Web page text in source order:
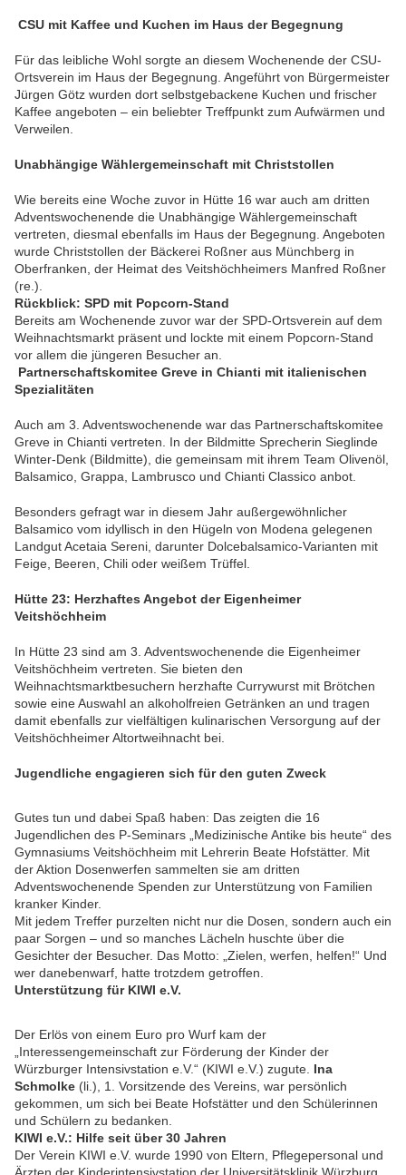
CSU mit Kaffee und Kuchen im Haus der Begegnung
Für das leibliche Wohl sorgte an diesem Wochenende der CSU-
Ortsverein im Haus der Begegnung. Angeführt von Bürgermeister
Jürgen Götz wurden dort selbstgebackene Kuchen und frischer
Kaffee angeboten – ein beliebter Treffpunkt zum Aufwärmen und
Verweilen.
Unabhängige Wählergemeinschaft mit Christstollen
Wie bereits eine Woche zuvor in Hütte 16 war auch am dritten
Adventswochenende die Unabhängige Wählergemeinschaft
vertreten, diesmal ebenfalls im Haus der Begegnung. Angeboten
wurde Christstollen der Bäckerei Roßner aus Münchberg in
Oberfranken, der Heimat des Veitshöchheimers Manfred Roßner
(re.).
Rückblick: SPD mit Popcorn-Stand
Bereits am Wochenende zuvor war der SPD-Ortsverein auf dem
Weihnachtsmarkt präsent und lockte mit einem Popcorn-Stand
vor allem die jüngeren Besucher an.
Partnerschaftskomitee Greve in Chianti mit italienischen
Spezialitäten
Auch am 3. Adventswochenende war das Partnerschaftskomitee
Greve in Chianti vertreten. In der Bildmitte Sprecherin Sieglinde
Winter-Denk (Bildmitte), die gemeinsam mit ihrem Team Olivenöl,
Balsamico, Grappa, Lambrusco und Chianti Classico anbot.
Besonders gefragt war in diesem Jahr außergewöhnlicher
Balsamico vom idyllisch in den Hügeln von Modena gelegenen
Landgut Acetaia Sereni, darunter Dolcebalsamico-Varianten mit
Feige, Beeren, Chili oder weißem Trüffel.
Hütte 23: Herzhaftes Angebot der Eigenheimer
Veitshöchheim
In Hütte 23 sind am 3. Adventswochenende die Eigenheimer
Veitshöchheim vertreten. Sie bieten den
Weihnachtsmarktbesuchern herzhafte Currywurst mit Brötchen
sowie eine Auswahl an alkoholfreien Getränken an und tragen
damit ebenfalls zur vielfältigen kulinarischen Versorgung auf der
Veitshöchheimer Altortweihnacht bei.
Jugendliche engagieren sich für den guten Zweck
Gutes tun und dabei Spaß haben: Das zeigten die 16
Jugendlichen des P-Seminars „Medizinische Antike bis heute“ des
Gymnasiums Veitshöchheim mit Lehrerin Beate Hofstätter. Mit
der Aktion Dosenwerfen sammelten sie am dritten
Adventswochenende Spenden zur Unterstützung von Familien
kranker Kinder.
Mit jedem Treffer purzelten nicht nur die Dosen, sondern auch ein
paar Sorgen – und so manches Lächeln huschte über die
Gesichter der Besucher. Das Motto: „Zielen, werfen, helfen!“ Und
wer danebenwarf, hatte trotzdem getroffen.
Unterstützung für KIWI e.V.
Der Erlös von einem Euro pro Wurf kam der
„Interessengemeinschaft zur Förderung der Kinder der
Würzburger Intensivstation e.V.“ (KIWI e.V.) zugute. Ina
Schmolke (li.), 1. Vorsitzende des Vereins, war persönlich
gekommen, um sich bei Beate Hofstätter und den Schülerinnen
und Schülern zu bedanken.
KIWI e.V.: Hilfe seit über 30 Jahren
Der Verein KIWI e.V. wurde 1990 von Eltern, Pflegepersonal und